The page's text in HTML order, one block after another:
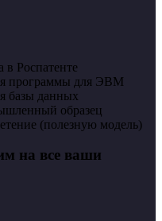
в Роспатенте
программы для ЭВМ
базы данных
образец
(полезную модель)
на все ваши